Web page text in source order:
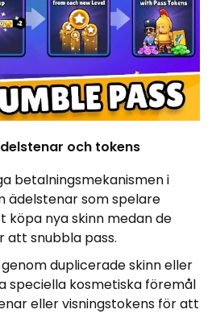
och tokens
betalningsmekanismen i
ädelstenar som spelare
köpa nya skinn medan de
att snubbla pass.
duplicerade skinn eller
speciella kosmetiska föremål
eller visningstokens för att